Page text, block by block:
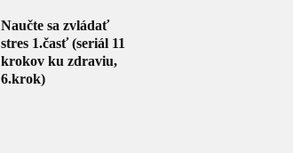
Naučte sa zvládať
stres 1.časť (seriál 11
krokov ku zdraviu,
6.krok)